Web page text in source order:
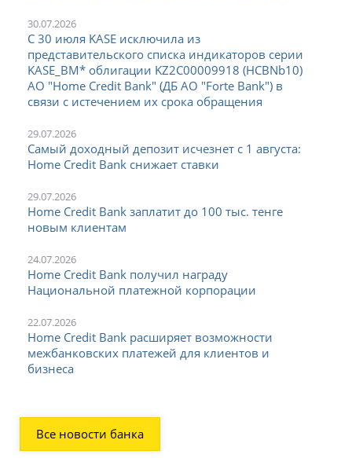
30.07.2026
С 30 июля KASE исключила из
представительского списка индикаторов серии
KASE_BM* облигации KZ2C00009918 (HCBNb10)
АО "Home Credit Bank" (ДБ АО "Forte Bank") в
связи с истечением их срока обращения
29.07.2026
Самый доходный депозит исчезнет с 1 августа:
Home Credit Bank снижает ставки
29.07.2026
Home Credit Bank заплатит до 100 тыс. тенге
новым клиентам
24.07.2026
Home Credit Bank получил награду
Национальной платежной корпорации
22.07.2026
Home Credit Bank расширяет возможности
межбанковских платежей для клиентов и
бизнеса
Все новости банка